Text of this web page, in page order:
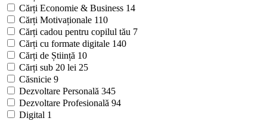
Cărți Economie & Business 14
Cărți Motivaționale 110
Cărți cadou pentru copilul tău 7
Cărți cu formate digitale 140
Cărți de Știință 10
Cărți sub 20 lei 25
Căsnicie 9
Dezvoltare Personală 345
Dezvoltare Profesională 94
Digital 1